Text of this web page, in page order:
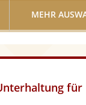
MEHR
für